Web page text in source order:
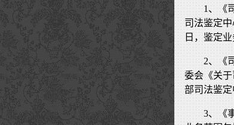
1、《
司法鉴定
日，鉴定
2、《
委会《关
部司法鉴定
3、《